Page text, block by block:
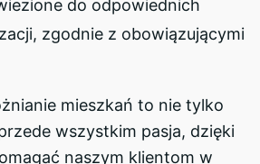
do odpowiednich
zgodnie z obowiązującymi
mieszkań to nie tylko
wszystkim pasja, dzięki
naszym klientom w